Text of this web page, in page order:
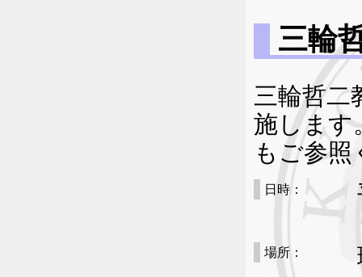
三輪
三輪哲二
施します
もご参
日時：
場所：